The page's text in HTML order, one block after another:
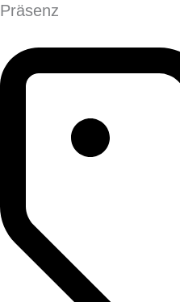
Präsenz